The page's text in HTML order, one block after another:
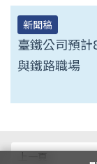
新聞稿
臺鐵公司預
與鐵路職場
上一頁